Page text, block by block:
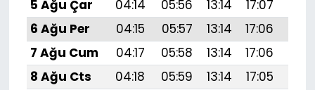
5 Ağu Çar
04:14 05:56 13:14 17:07
6 Ağu Per
04:15 05:57 13:14 17:06
7 Ağu Cum
04:17 05:58 13:14 17:06
8 Ağu Cts
04:18 05:59 13:14 17:05